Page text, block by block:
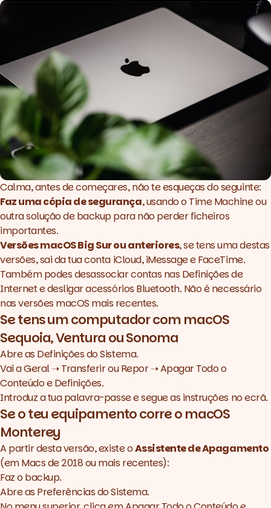
Calma, antes de começares, não te esqueças do seguinte:
Faz uma cópia de segurança, usando o Time Machine ou
outra solução debackuppara não perder ficheiros
importantes.
Versões macOS Big Sur ou anteriores, se tens uma destas
versões, sai da tua conta iCloud, iMessage e FaceTime.
Também podes desassociar contas nas Definições de
Internet e desligar acessórios Bluetooth. Não é necessário
nas versões macOS mais recentes.
Se tens um computador com macOS
Sequoia, Ventura ou Sonoma
Abre as Definições do Sistema.
Vai a Geral ➝ Transferir ou Repor ➝ Apagar Todo o
Conteúdo e Definições.
Introduz a tua palavra-passe e segue as instruções no ecrã.
Se o teu equipamento corre o macOS
Monterey
A partir desta versão, existe oAssistente de Apagamento
(em Macs de 2018 ou mais recentes):
Faz obackup.
Abre as Preferências do Sistema.